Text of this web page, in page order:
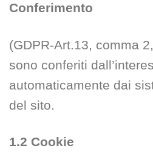
Conferimento
(GDPR-Art.13, comma
sono conferiti
automaticamente dai
del sito.
1.2 Cookie